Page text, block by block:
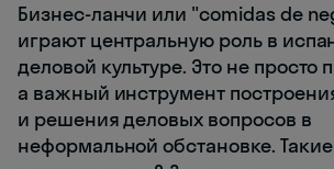
Бизнес-ланчи или "comidas de
играют центральную роль в
деловой культуре. Это не
а важный инструмент
и решения деловых вопросов в
неформальной обстановке.